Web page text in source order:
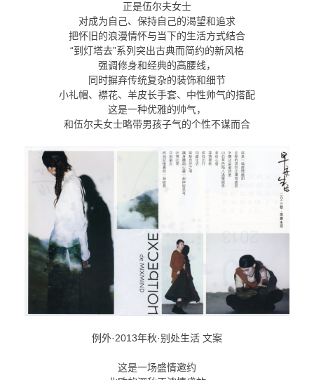
正是伍尔夫女士
对成为自己、保持自己的渴望和追求
把怀旧的浪漫情怀与当下的生活方式结合
“到灯塔去”系列突出古典而简约的新风格
强调修身和经典的高腰线，
同时摒弃传统复杂的装饰和细节
小礼帽、襟花、羊皮长手套、中性帅气的搭配
这是一种优雅的帅气，
和伍尔夫女士略带男孩子气的个性不谋而合
例外·2013年秋·别处生活 文案
这是一场盛情邀约